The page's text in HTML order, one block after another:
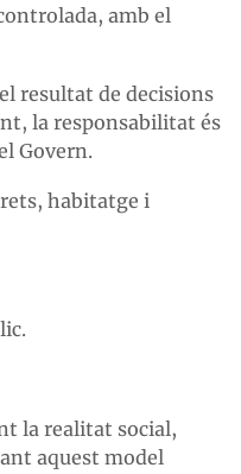
amb el
resultat de decisions
la responsabilitat és
Govern.
habitatge i
la realitat social,
aquest model